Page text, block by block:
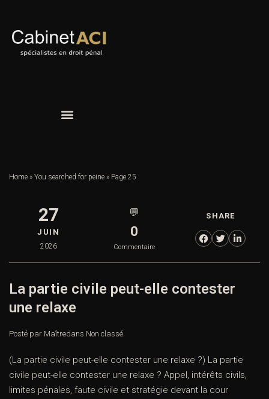
Home » You searched for peine » Page 25
27
JUIN
2026
💬
0
Commentaire
SHARE
La partie civile peut-elle contester
une relaxe
Posté par Maîtredans Non classé
(La partie civile peut-elle contester une relaxe ?) La partie
civile peut-elle contester une relaxe ? Appel, intérêts civils,
limites pénales, faute civile et stratégie devant la cour